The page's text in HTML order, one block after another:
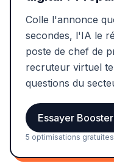
Colle l'annonce
secondes, l'IA le
poste de chef de
recruteur virtuel
questions du
Essayer
5 optimisations